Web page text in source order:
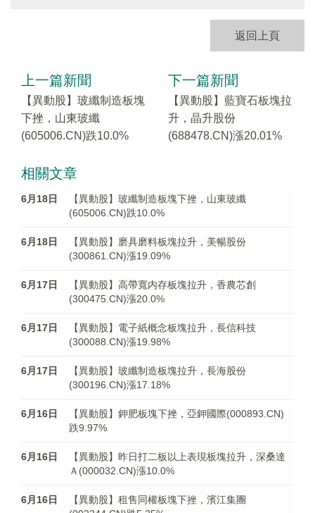
返回上頁
上一篇新聞
【異動股】玻纖制造板塊
下挫，山東玻纖
(605006.CN)跌10.0%
下一篇新聞
【異動股】藍寶石板塊拉
升，晶升股份
(688478.CN)漲20.01%
相關文章
6月18日
【異動股】玻纖制造板塊下挫，山東玻纖
(605006.CN)跌10.0%
6月18日
【異動股】磨具磨料板塊拉升，美暢股份
(300861.CN)漲19.09%
6月17日
【異動股】高帶寬内存板塊拉升，香農芯創
(300475.CN)漲20.0%
6月17日
【異動股】電子紙概念板塊拉升，長信科技
(300088.CN)漲19.98%
6月17日
【異動股】玻纖制造板塊拉升，長海股份
(300196.CN)漲17.18%
6月16日
【異動股】鉀肥板塊下挫，亞鉀國際(000893.CN)
跌9.97%
6月16日
【異動股】昨日打二板以上表現板塊拉升，深桑達
Ａ(000032.CN)漲10.0%
6月16日
【異動股】租售同權板塊下挫，濱江集團